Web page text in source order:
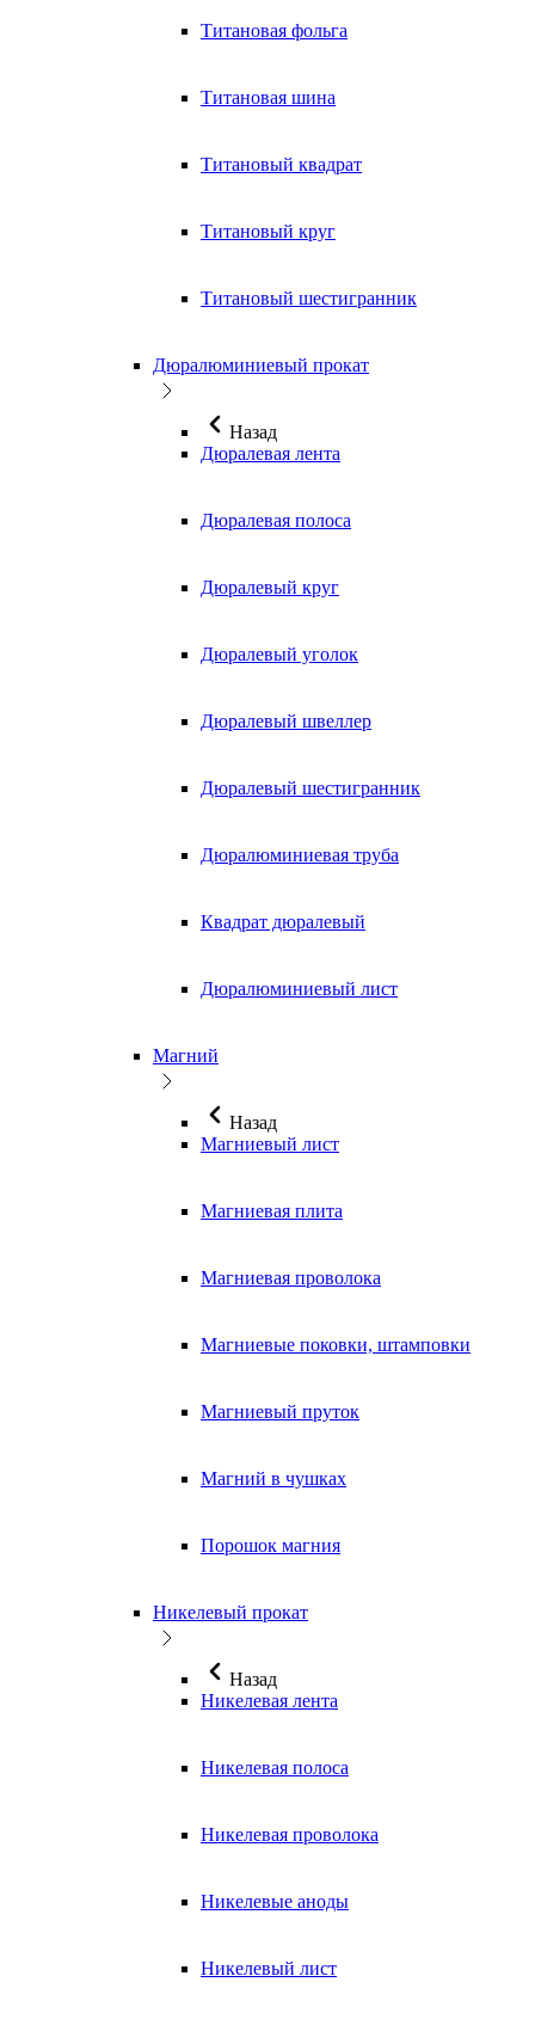
Титановая фольга
Титановая шина
Титановый квадрат
Титановый круг
Титановый шестигранник
Дюралюминиевый прокат
Назад
Дюралевая лента
Дюралевая полоса
Дюралевый круг
Дюралевый уголок
Дюралевый швеллер
Дюралевый шестигранник
Дюралюминиевая труба
Квадрат дюралевый
Дюралюминиевый лист
Магний
Назад
Магниевый лист
Магниевая плита
Магниевая проволока
Магниевые поковки, штамповки
Магниевый пруток
Магний в чушках
Порошок магния
Никелевый прокат
Назад
Никелевая лента
Никелевая полоса
Никелевая проволока
Никелевые аноды
Никелевый лист